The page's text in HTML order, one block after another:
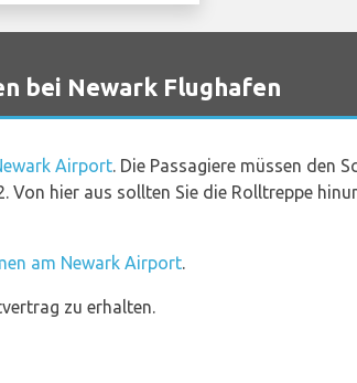
bei Newark Flughafen
Airport. Die Passagiere müssen den
hier aus sollten Sie die Rolltreppe
am Newark Airport.
zu erhalten.